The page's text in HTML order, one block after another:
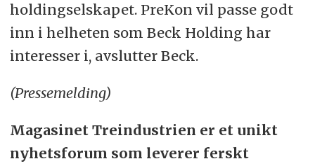
holdingselskapet. PreKon vil passe godt
inn i helheten som Beck Holding har
interesser i, avslutter Beck.
(Pressemelding)
Magasinet Treindustrien er et unikt
nyhetsforum som leverer ferskt